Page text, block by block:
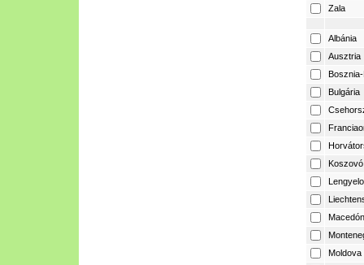
Zala
Albánia
Ausztria
Bulgária
Koszovó
Moldova